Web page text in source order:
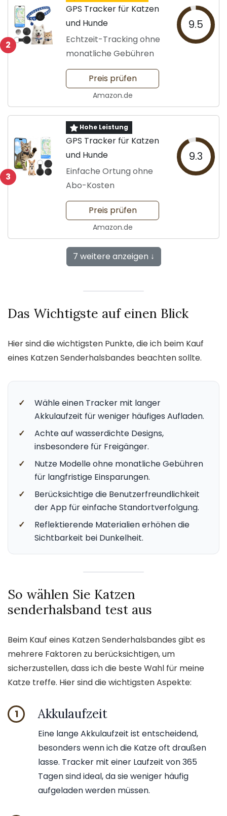
2
GPS Tracker für Katzen
und Hunde
Echtzeit-Tracking ohne
monatliche Gebühren
9.5
Preis prüfen
Amazon.de
3
Hohe Leistung
GPS Tracker für Katzen
und Hunde
Einfache Ortung ohne
Abo-Kosten
9.3
Preis prüfen
Amazon.de
7 weitere anzeigen ↓
Das Wichtigste auf einen Blick
Hier sind die wichtigsten Punkte, die ich beim Kauf
eines Katzen Senderhalsbandes beachten sollte.
✓
Wähle einen Tracker mit langer
Akkulaufzeit für weniger häufiges Aufladen.
✓
Achte auf wasserdichte Designs,
insbesondere für Freigänger.
✓
Nutze Modelle ohne monatliche Gebühren
für langfristige Einsparungen.
✓
Berücksichtige die Benutzerfreundlichkeit
der App für einfache Standortverfolgung.
✓
Reflektierende Materialien erhöhen die
Sichtbarkeit bei Dunkelheit.
So wählen Sie Katzen
senderhalsband test aus
Beim Kauf eines Katzen Senderhalsbandes gibt es
mehrere Faktoren zu berücksichtigen, um
sicherzustellen, dass ich die beste Wahl für meine
Katze treffe. Hier sind die wichtigsten Aspekte:
1 Akkulaufzeit
Eine lange Akkulaufzeit ist entscheidend,
besonders wenn ich die Katze oft draußen
lasse. Tracker mit einer Laufzeit von 365
Tagen sind ideal, da sie weniger häufig
aufgeladen werden müssen.